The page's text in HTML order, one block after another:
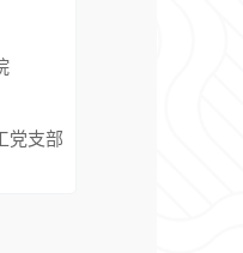
党支部